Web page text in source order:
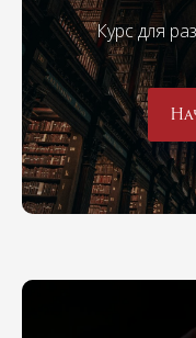
Курс для